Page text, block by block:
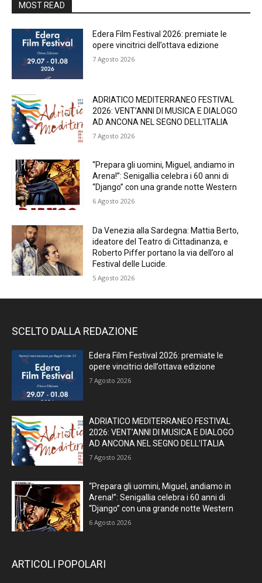
MOST READ
Edera Film Festival 2026: premiate le
opere vincitrici dell’ottava edizione
7 Agosto 2026
ADRIATICO MEDITERRANEO FESTIVAL
2026: VENT’ANNI DI MUSICA E DIALOGO
AD ANCONA NEL SEGNO DELL’ITALIA
7 Agosto 2026
“Prepara gli uomini, Miguel, andiamo in
Arena!”: Senigallia celebra i 60 anni di
“Django” con una grande notte Western
6 Agosto 2026
Da Venezia alla Sardegna: Mattia Berto,
ideatore del Teatro di Cittadinanza, e
Roberto Piffer portano la via dell’oro al
Festival delle Lucide.
5 Agosto 2026
SCELTO DALLA REDAZIONE
Edera Film Festival 2026: premiate le
opere vincitrici dell’ottava edizione
7 Agosto 2026
ADRIATICO MEDITERRANEO FESTIVAL
2026: VENT’ANNI DI MUSICA E DIALOGO
AD ANCONA NEL SEGNO DELL’ITALIA
7 Agosto 2026
“Prepara gli uomini, Miguel, andiamo in
Arena!”: Senigallia celebra i 60 anni di
“Django” con una grande notte Western
6 Agosto 2026
ARTICOLI POPOLARI